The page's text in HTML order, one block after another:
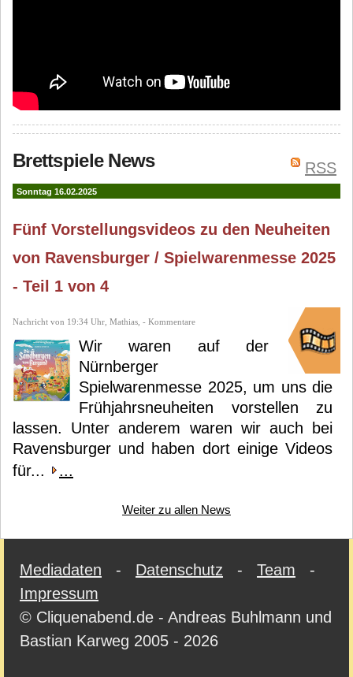
RSS
Brettspiele News
Sonntag 16.02.2025
Fünf Vorstellungsvideos zu den Neuheiten
von Ravensburger / Spielwarenmesse 2025
- Teil 1 von 4
Nachricht von 19:34 Uhr, Mathias, - Kommentare
Wir waren auf der
Nürnberger
Spielwarenmesse 2025, um uns die
Frühjahrsneuheiten vorstellen zu
lassen. Unter anderem waren wir auch bei
Ravensburger und haben dort einige Videos
für...
...
Weiter zu allen News
Mediadaten - Datenschutz - Team -
Impressum
© Cliquenabend.de - Andreas Buhlmann und
Bastian Karweg 2005 - 2026